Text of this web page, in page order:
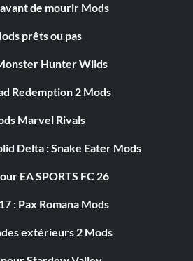
de mourir Mods
prêts ou pas
Hunter Wilds
Redemption 2 Mods
Marvel Rivals
Delta : Snake Eater Mods
EA SPORTS FC 26
: Pax Romana Mods
extérieurs 2 Mods